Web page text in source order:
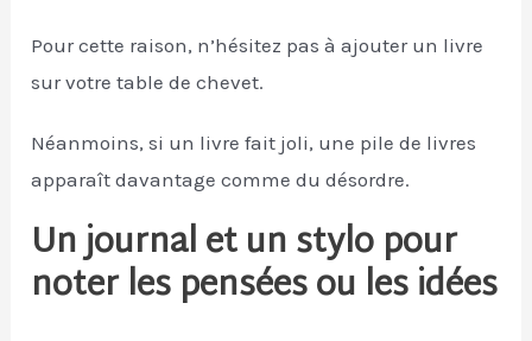
Pour cette raison, n’hésitez pas à ajouter un livre
sur votre table de chevet.
Néanmoins, si un livre fait joli, une pile de livres
apparaît davantage comme du désordre.
Un journal et un stylo pour
noter les pensées ou les idées